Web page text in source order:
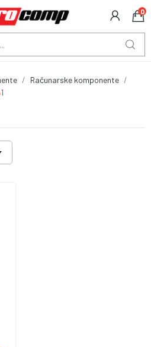
0
Računarske komponente